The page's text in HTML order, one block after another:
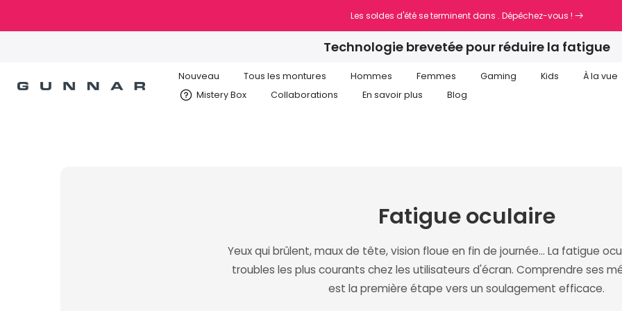
au
Les soldes d'été se terminent dans . Dépêchez-vous !
Technologie brevetée pour réduire la fatigue
Nouveau Tous les montures Hommes Femmes Gaming Kids À la vue
Mistery Box
Collaborations En savoir plus Blog
Fatigue oculaire
Yeux qui brûlent, maux de tête, vision floue en fin de journée… La fatigue
troubles les plus courants chez les utilisateurs d'écran. Comprendre ses
est la première étape vers un soulagement efficace.